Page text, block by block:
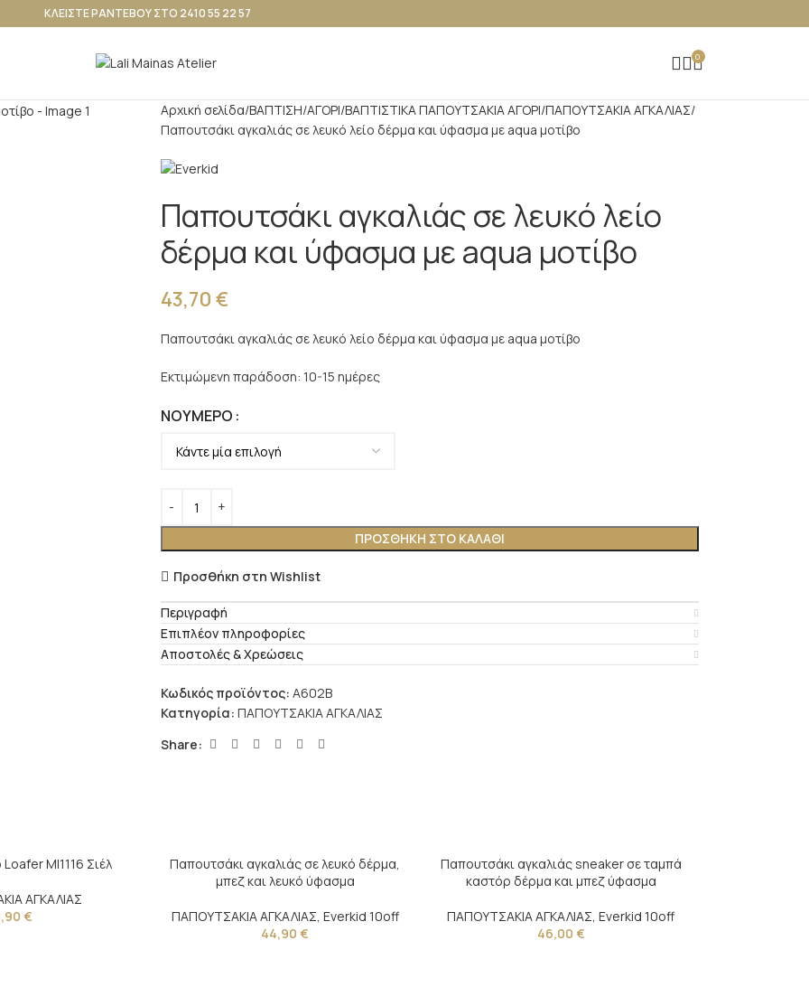
ΚΛΕΙΣΤΕ ΡΑΝΤΕΒΟΥ ΣΤΟ 2410 55 22 57
0
Αρχική σελίδα ΒΑΠΤΙΣΗ ΑΓΟΡΙ ΒΑΠΤΙΣΤΙΚΑ ΠΑΠΟΥΤΣAKIA ΑΓΟΡΙ ΠΑΠΟΥΤΣΑΚΙΑ ΑΓΚΑΛΙΑΣ
Παπουτσάκι αγκαλιάς σε λευκό λείο δέρμα και ύφασμα με aqua μοτίβο
Παπουτσάκι αγκαλιάς σε λευκό λείο
δέρμα και ύφασμα με aqua μοτίβο
43,70 €
Παπουτσάκι αγκαλιάς σε λευκό λείο δέρμα και ύφασμα με aqua μοτίβο
Εκτιμώμενη παράδοση: 10-15 ημέρες
ΝΟΎΜΕΡΟ
ΠΡΟΣΘΉΚΗ ΣΤΟ ΚΑΛΆΘΙ
Προσθήκη στη Wishlist
Περιγραφή
Επιπλέον πληροφορίες
Αποστολές & Χρεώσεις
Κωδικός προϊόντος: A602B
Κατηγορία: ΠΑΠΟΥΤΣΑΚΙΑ ΑΓΚΑΛΙΑΣ
Share:
MI1116 Σιέλ
ΑΓΚΑΛΙΑΣ
€
Παπουτσάκι αγκαλιάς σε λευκό δέρμα,
μπεζ και λευκό ύφασμα
ΠΑΠΟΥΤΣΑΚΙΑ ΑΓΚΑΛΙΑΣ, Everkid 10off
44,90 €
Παπουτσάκι αγκαλιάς sneaker σε ταμπά
καστόρ δέρμα και μπεζ ύφασμα
ΠΑΠΟΥΤΣΑΚΙΑ ΑΓΚΑΛΙΑΣ,Everkid 10off
46,00 €